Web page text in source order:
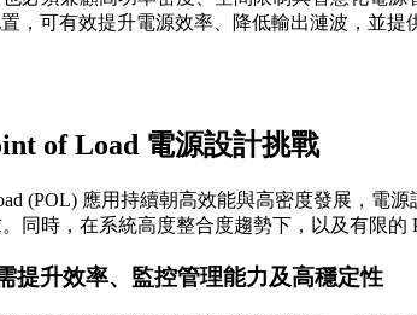
，可有效提升電源效率、降低輸出漣波，並
of Load 電源設計挑戰
(POL) 應用持續朝高效能與高密度發展，
同時，在系統高度整合度趨勢下，以及有限的
提升效率、監控管理能力及高穩定性